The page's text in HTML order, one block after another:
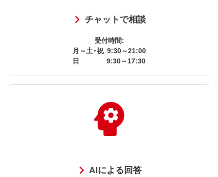
チャットで相談
受付時間:
月～土・祝 9:30～21:00
日
9:30～17:30
AIによる回答